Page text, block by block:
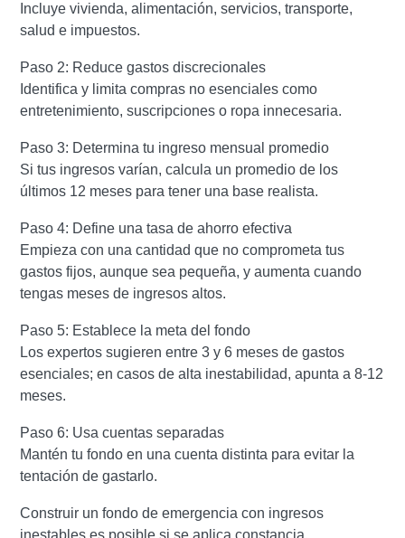
Incluye vivienda, alimentación, servicios, transporte,
salud e impuestos.
Paso 2: Reduce gastos discrecionales
Identifica y limita compras no esenciales como
entretenimiento, suscripciones o ropa innecesaria.
Paso 3: Determina tu ingreso mensual promedio
Si tus ingresos varían, calcula un promedio de los
últimos 12 meses para tener una base realista.
Paso 4: Define una tasa de ahorro efectiva
Empieza con una cantidad que no comprometa tus
gastos fijos, aunque sea pequeña, y aumenta cuando
tengas meses de ingresos altos.
Paso 5: Establece la meta del fondo
Los expertos sugieren entre 3 y 6 meses de gastos
esenciales; en casos de alta inestabilidad, apunta a 8-12
meses.
Paso 6: Usa cuentas separadas
Mantén tu fondo en una cuenta distinta para evitar la
tentación de gastarlo.
Construir un fondo de emergencia con ingresos
inestables es posible si se aplica constancia,